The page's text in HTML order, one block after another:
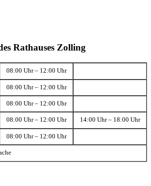
Rathauses Zolling
08:00 Uhr – 12:00 Uhr
08:00 Uhr – 12:00 Uhr
08:00 Uhr – 12:00 Uhr
08:00 Uhr – 12:00 Uhr 14:00 Uhr – 18:00 Uhr
08:00 Uhr – 12:00 Uhr